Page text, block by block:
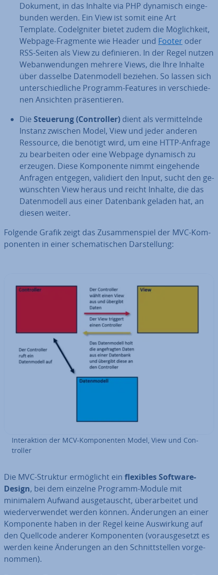
Dokument, in das Inhalte via PHP dynamisch ein­ge­
bun­den werden. Ein View ist somit eine Art
Template. Cod­e­Ig­ni­ter bietet zudem die Mög­lich­keit,
Webpage-Fragmente wie Header und Footer oder
RSS-Seiten als View zu de­fi­nie­ren. In der Regel nutzen
Web­an­wen­dun­gen mehrere Views, die Ihre Inhalte
über dasselbe Da­ten­mo­dell beziehen. So lassen sich
un­ter­schied­li­che Programm-Features in ver­schie­de­
nen Ansichten prä­sen­tie­ren.
Die Steuerung(Con­trol­ler) dient als ver­mit­teln­de
Instanz zwischen Model, View und jeder anderen
Ressource, die benötigt wird, um eine HTTP-Anfrage
zu be­ar­bei­ten oder eine Webpage dynamisch zu
erzeugen. Diese Kom­po­nen­te nimmt ein­ge­hen­de
Anfragen entgegen, validiert den Input, sucht den ge­
wünsch­ten View heraus und reicht Inhalte, die das
Da­ten­mo­dell aus einer Datenbank geladen hat, an
diesen weiter.
Folgende Grafik zeigt das Zu­sam­men­spiel der MVC-Kom­
po­nen­ten in einer sche­ma­ti­schen Dar­stel­lung:
In­ter­ak­ti­on der MCV-Kom­po­nen­ten Model, View und Con­
trol­ler
Die MVC-Struktur er­mög­licht ein flexibles Software-
Design, bei dem einzelne Programm-Module mit
minimalem Aufwand aus­ge­tauscht, über­ar­bei­tet und
wie­der­ver­wen­det werden können. Än­de­run­gen an einer
Kom­po­nen­te haben in der Regel keine Aus­wir­kung auf
den Quellcode anderer Kom­po­nen­ten (vor­aus­ge­setzt es
werden keine Än­de­run­gen an den Schnitt­stel­len vor­ge­
nom­men).